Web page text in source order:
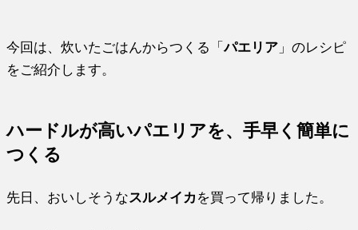
今回は、炊いたごはんからつくる「パエリア 」のレシピ
をご紹介します。
ハードルが高いパエリアを、手早く簡単に
つくる
先日、おいしそうなスルメイカ を買って帰りました。